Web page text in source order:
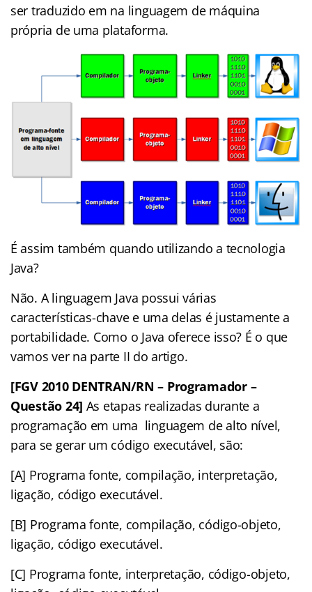
ser traduzido em na linguagem de máquina
própria de uma plataforma.
É assim também quando utilizando a tecnologia
Java?
Não. A linguagem Java possui várias
características-chave e uma delas é justamente a
portabilidade. Como o Java oferece isso? É o que
vamos ver na parte II do artigo.
[FGV 2010 DENTRAN/RN – Programador –
Questão 24] As etapas realizadas durante a
programação em uma linguagem de alto nível,
para se gerar um código executável, são:
[A] Programa fonte, compilação, interpretação,
ligação, código executável.
[B] Programa fonte, compilação, código-objeto,
ligação, código executável.
[C] Programa fonte, interpretação, código-objeto,